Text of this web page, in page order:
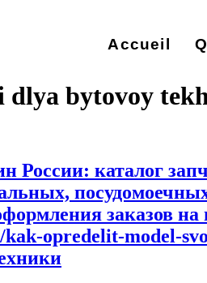
Accueil
dlya bytovoy
России: каталог
заказов
opredelit-model-